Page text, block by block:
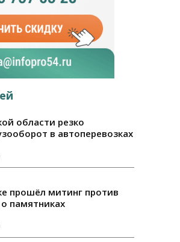
области резко
в автоперевозках
прошёл митинг против
памятниках